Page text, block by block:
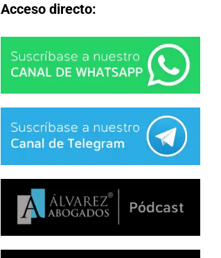
Acceso directo: